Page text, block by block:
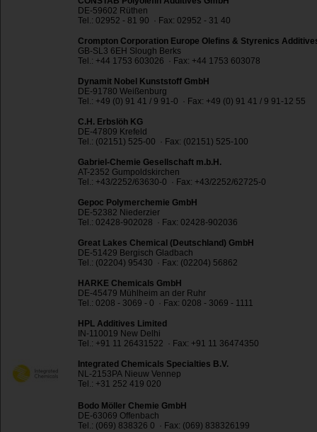
DE-59602 Rüthen
Tel.: 02952 - 81 90 · Fax: 02952 - 31 40
Crompton Corporation Europe Olefins & Styrenics
GB-SL3 6EH Slough Berks
Tel.: +44 1753 603026 · Fax: +44 1753 603078
Dynamit Nobel Kunststoff GmbH
DE-91780 Weißenburg
Tel.: +49 (0) 91 41 / 9 91-0 · Fax: +49 (0) 91 41 / 9 91-12 55
C.H. Erbslöh KG
DE-47809 Krefeld
Tel.: (02151) 525-00 · Fax: (02151) 525-100
Gabriel-Chemie Gesellschaft m.b.H.
AT-2352 Gumpoldskirchen
Tel.: +43/2252/63630-0 · Fax: +43/2252/62725-0
Gepoc Polymerchemie GmbH
DE-52382 Niederzier
Tel.: 02428-902028 · Fax: 02428-902036
Great Lakes Chemical (Deutschland) GmbH
DE-51429 Bergisch Gladbach
Tel.: (02204) 95430 · Fax: (02204) 56862
HARKE Chemicals GmbH
DE-45479 Mühlheim an der Ruhr
Tel.: 0208 - 3069 - 0 · Fax: 0208 - 3069 - 1111
HPL Additives Limited
IN-110019 New Delhi
Tel.: +91 11 26431522 · Fax: +91 11 36474350
Integrated Chemicals Specialties B.V.
NL-2153PA Nieuw Vennep
Tel.: +31 252 419 020
Bodo Möller Chemie GmbH
DE-63069 Offenbach
Tel.: (069) 838326 0 · Fax: (069) 838326199